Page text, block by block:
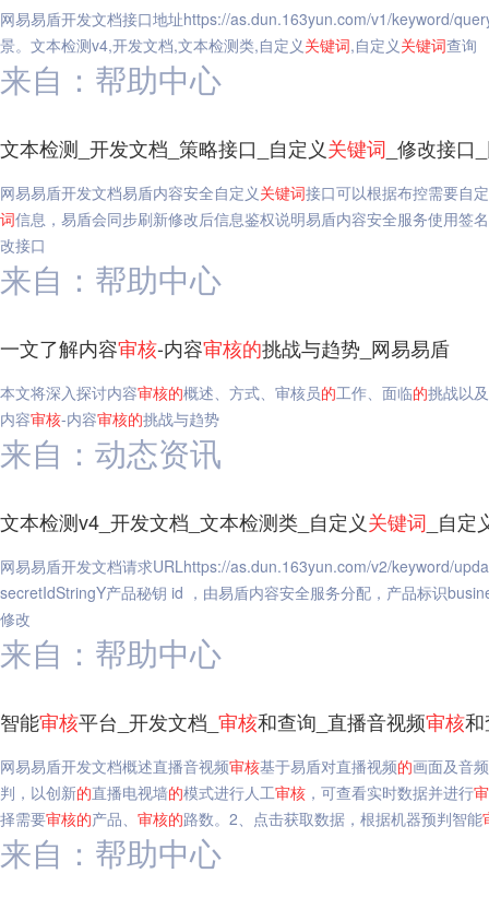
网易易盾开发文档接口地址https://as.dun.163yun.com/v1/keyword/
景。文本检测v4,开发文档,文本检测类,自定义关键词,自定义关键词查询
来自：帮助中心
文本检测_开发文档_策略接口_自定义关键词 _修改接口
网易易盾开发文档易盾内容安全自定义关键词接口可以根据布控需要自
词信息，易盾会同步刷新修改后信息鉴权说明易盾内容安全服务使用签
改接口
来自：帮助中心
一文了解内容审核-内容审核的挑战与趋势_网易易盾
本文将深入探讨内容审核的概述、方式、审核员的工作、面临的挑战以
内容审核-内容审核的挑战与趋势
来自：动态资讯
文本检测v4_开发文档_文本检测类_自定义关键词 _自定
网易易盾开发文档请求URLhttps://as.dun.163yun.com/v2/keyword/
secretIdStringY产品秘钥 id ，由易盾内容安全服务分配，产品标识
修改
来自：帮助中心
智能审核平台_开发文档_ 审核和查询_直播音视频审核
网易易盾开发文档概述直播音视频审核基于易盾对直播视频的画面及音
判，以创新的直播电视墙的模式进行人工审核 ，可查看实时数据并进行
择需要审核的产品、 审核的路数。2、点击获取数据，根据机器预判智能
来自：帮助中心